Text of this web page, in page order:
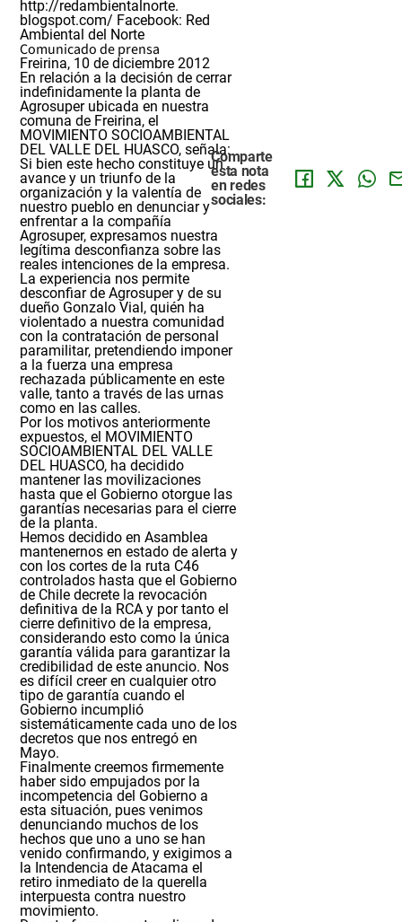
http://redambientalnorte.
blogspot.com/ Facebook: Red
Ambiental del Norte
Comunicado de prensa
Freirina, 10 de diciembre 2012
En relación a la decisión de cerrar
indefinidamente la planta de
Agrosuper ubicada en nuestra
comuna de Freirina, el
MOVIMIENTO SOCIOAMBIENTAL
DEL VALLE DEL HUASCO, señala:
Si bien este hecho constituye un
avance y un triunfo de la
organización y la valentía de
nuestro pueblo en denunciar y
enfrentar a la compañía
Agrosuper, expresamos nuestra
legítima desconfianza sobre las
reales intenciones de la empresa.
La experiencia nos permite
desconfiar de Agrosuper y de su
dueño Gonzalo Vial, quién ha
violentado a nuestra comunidad
con la contratación de personal
paramilitar, pretendiendo imponer
a la fuerza una empresa
rechazada públicamente en este
valle, tanto a través de las urnas
como en las calles.
Por los motivos anteriormente
expuestos, el MOVIMIENTO
SOCIOAMBIENTAL DEL VALLE
DEL HUASCO, ha decidido
mantener las movilizaciones
hasta que el Gobierno otorgue las
garantías necesarias para el cierre
de la planta.
Hemos decidido en Asamblea
mantenernos en estado de alerta y
con los cortes de la ruta C46
controlados hasta que el Gobierno
de Chile decrete la revocación
definitiva de la RCA y por tanto el
cierre definitivo de la empresa,
considerando esto como la única
garantía válida para garantizar la
credibilidad de este anuncio. Nos
es difícil creer en cualquier otro
tipo de garantía cuando el
Gobierno incumplió
sistemáticamente cada uno de los
decretos que nos entregó en
Mayo.
Finalmente creemos firmemente
haber sido empujados por la
incompetencia del Gobierno a
esta situación, pues venimos
denunciando muchos de los
hechos que uno a uno se han
venido confirmando, y exigimos a
la Intendencia de Atacama el
retiro inmediato de la querella
interpuesta contra nuestro
movimiento.
Comparte
esta nota
en redes
sociales: